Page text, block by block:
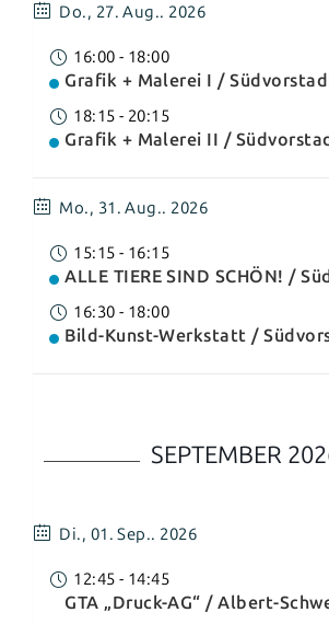
Do., 27. Aug.. 2026
16:00 - 18:00
Gra­fik + Ma­le­rei I /
18:15 - 20:15
Gra­fik + Ma­le­rei II /
Mo., 31. Aug.. 2026
15:15 - 16:15
ALLE TIERE SIND SCHÖN! /
16:30 - 18:00
Bild-Kunst-Werkstatt /
SEPTEMBER
Di., 01. Sep.. 2026
12:45 - 14:45
GTA „Druck-AG“ / Albert-